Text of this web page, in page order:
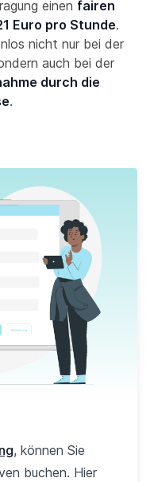
einen fairen
Euro pro Stunde.
nicht nur bei der
auch bei der
durch die
.
, können Sie
buchen. Hier